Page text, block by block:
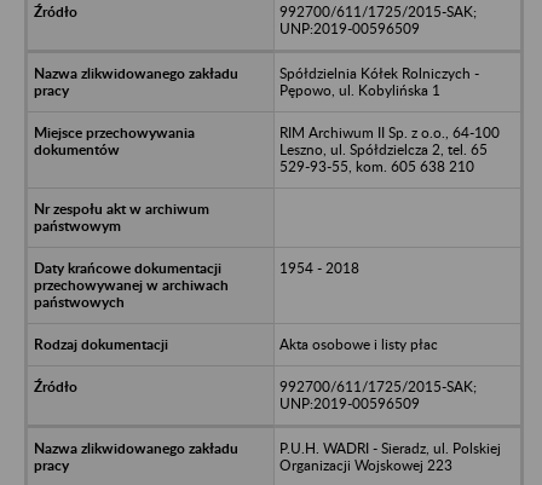
992700/611/1725/2015-SAK;
UNP:2019-00596509
Spółdzielnia Kółek Rolniczych -
Pępowo, ul. Kobylińska 1
RIM Archiwum II Sp. z o.o., 64-100
Leszno, ul. Spółdzielcza 2, tel. 65
529-93-55, kom. 605 638 210
1954 - 2018
Akta osobowe i listy płac
992700/611/1725/2015-SAK;
UNP:2019-00596509
P.U.H. WADRI - Sieradz, ul. Polskiej
Organizacji Wojskowej 223